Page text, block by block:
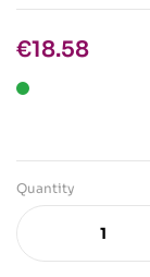
€18.58
Quantity